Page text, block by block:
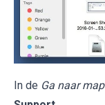
In de Ga naar